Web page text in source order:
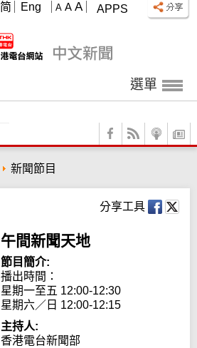
APPS
A A A
简 Eng
選單
新聞節目
分享工具
午間新聞天地
節目簡介:
播出時間：
星期一至五 12:00-12:30
星期六／日 12:00-12:15
主持人:
香港電台新聞部